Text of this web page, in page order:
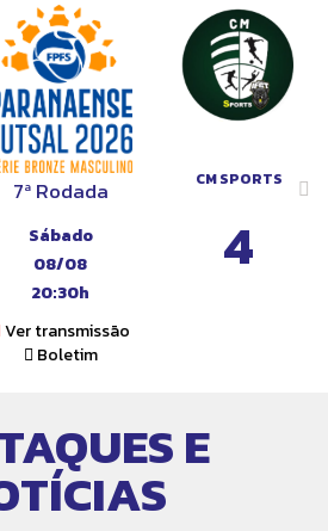
7ª Rodada
Sábado
08/08
20:30h
CM SPORTS
4
Ver transmissão
Boletim
E